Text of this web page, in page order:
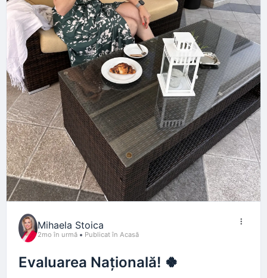
Mihaela Stoica
2mo în urmă Publicat în Acasă
Evaluarea Națională! 🍀